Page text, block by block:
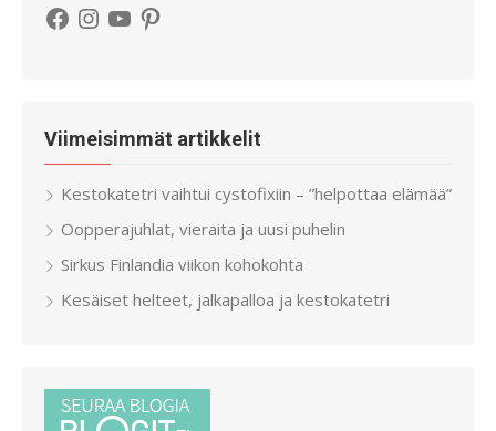
Facebook
Instagram
YouTubePinterest
Viimeisimmät artikkelit
Kestokatetri vaihtui cystofixiin – ”helpottaa elämää”
Oopperajuhlat, vieraita ja uusi puhelin
Sirkus Finlandia viikon kohokohta
Kesäiset helteet, jalkapalloa ja kestokatetri